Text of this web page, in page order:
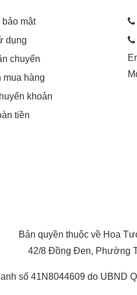
mật
dụng
chuyển
mua hàng
khoản
tiền
Bản quyền thuộc về Hoa
42/8 Đồng Đen, Phường
số 41N8044609 do UBND